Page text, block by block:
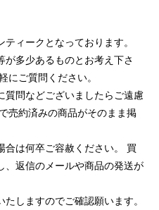
ィークとなっております。
多少あるものとお考え下さ
にご質問ください。
質問などございましたらご遠慮
売約済みの商品がそのまま掲
合は何卒ご容赦ください。 買
、返信のメールや商品の発送が
しますのでご確認願います。